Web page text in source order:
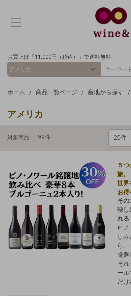
お買上げ「11,000円（税込）」で送料無料！
ホーム 商品一覧ページ 産地から探す
アメリカ
対象商品： 99件
５
旅。
世界
お得
その
映し
れる
ピ
し
ら
厳選
それ
ール
だけ